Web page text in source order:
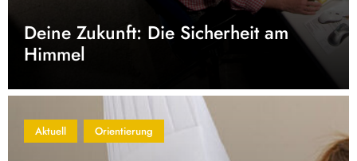
Deine Zukunft: Die Sicherheit am
Himmel
Aktuell Orientierung